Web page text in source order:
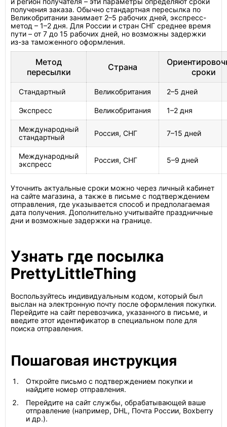
получения заказа. Обычно стандартная пересылка по
Великобритании занимает 2–5 рабочих дней, экспресс-
метод – 1–2 дня. Для России и стран СНГ среднее время
пути – от 7 до 15 рабочих дней, но возможны задержки
из-за таможенного оформления.
Метод
пересылки
Страна
сроки
Стандартный Великобритания 2–5 дней
Экспресс Великобритания 1–2 дня
Международный
стандартный
Россия, СНГ 7–15 дней
Международный
экспресс
Россия, СНГ 5–9 дней
Уточнить актуальные сроки можно через личный кабинет
на сайте магазина, а также в письме с подтверждением
отправления, где указывается способ и предполагаемая
дата получения. Дополнительно учитывайте праздничные
дни и возможные задержки на границе.
Узнать где посылка
PrettyLittleThing
Воспользуйтесь индивидуальным кодом, который был
выслан на электронную почту после оформления покупки.
Перейдите на сайт перевозчика, указанного в письме, и
введите этот идентификатор в специальном поле для
поиска отправления.
Пошаговая инструкция
Откройте письмо с подтверждением покупки и
найдите номер отправления.
Перейдите на сайт службы, обрабатывающей ваше
отправление (например, DHL, Почта России, Boxberry
и др.).